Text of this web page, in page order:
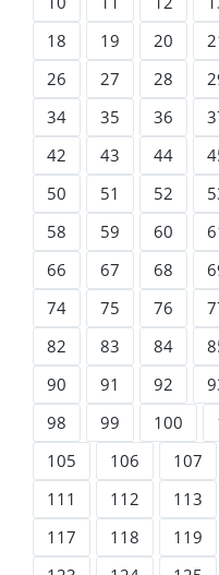
18
19 20
26
27 28
34
35 36
42
43 44
50
51 52
58
59 60
66
67 68
74
75 76
82
83 84
90
91 92
98
99 100
105
106 107
111
112 113
117
118 119